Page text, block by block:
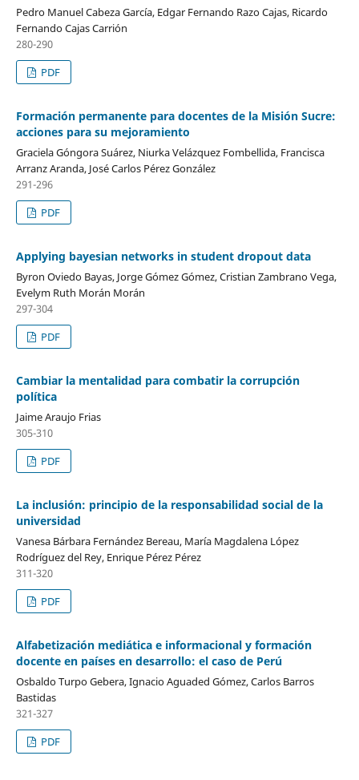
Pedro Manuel Cabeza García, Edgar Fernando Razo Cajas, Ricardo
Fernando Cajas Carrión
280-290
PDF
Formación permanente para docentes de la Misión Sucre:
acciones para su mejoramiento
Graciela Góngora Suárez, Niurka Velázquez Fombellida, Francisca
Arranz Aranda, José Carlos Pérez González
291-296
PDF
Applying bayesian networks in student dropout data
Byron Oviedo Bayas, Jorge Gómez Gómez, Cristian Zambrano Vega,
Evelym Ruth Morán Morán
297-304
PDF
Cambiar la mentalidad para combatir la corrupción
política
Jaime Araujo Frias
305-310
PDF
La inclusión: principio de la responsabilidad social de la
universidad
Vanesa Bárbara Fernández Bereau, María Magdalena López
Rodríguez del Rey, Enrique Pérez Pérez
311-320
PDF
Alfabetización mediática e informacional y formación
docente en países en desarrollo: el caso de Perú
Osbaldo Turpo Gebera, Ignacio Aguaded Gómez, Carlos Barros
Bastidas
321-327
PDF